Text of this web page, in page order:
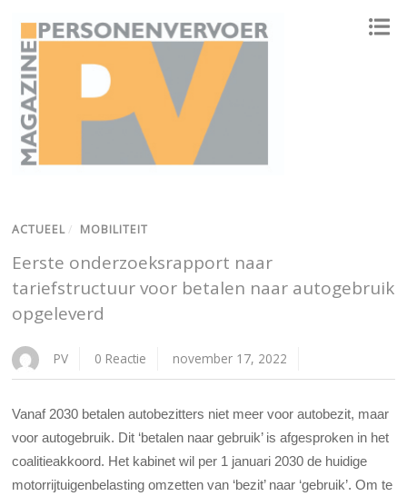
ACTUEEL / MOBILITEIT
Eerste onderzoeksrapport naar
tariefstructuur voor betalen naar autogebruik
opgeleverd
PV 0 Reactie november 17, 2022
Vanaf 2030 betalen autobezitters niet meer voor autobezit, maar
voor autogebruik. Dit ‘betalen naar gebruik’ is afgesproken in het
coalitieakkoord. Het kabinet wil per 1 januari 2030 de huidige
motorrijtuigenbelasting omzetten van ‘bezit’ naar ‘gebruik’. Om te